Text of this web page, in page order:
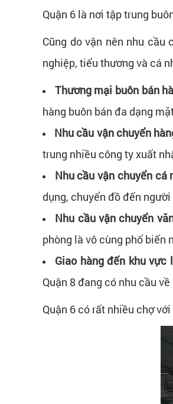
Quận 6 là nơi tập trung
Cũng do vận nên nhu cầu
nghiệp, tiểu thương và cá
Thương mại buôn bán
hàng buôn bán đa dạng
Nhu cầu vận chuyển
trung nhiều công ty xuất
Nhu cầu vận chuyển cá
dụng, chuyển đồ đến người
Nhu cầu vận chuyển
phòng là vô cùng phổ biến
Giao hàng đến khu vực
Quận 8 đang có nhu cầu
Quận 6 có rất nhiều chợ